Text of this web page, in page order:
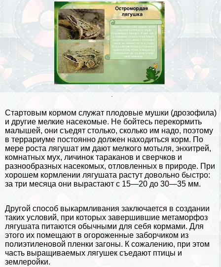
Стартовым кормом служат плодовые мушки (дрозофила)
и другие мелкие насекомые. Не бойтесь перекормить
малышей, они съедят столько, сколько им надо, поэтому
в террариуме постоянно должен находиться корм. По
мере роста лягушат им дают мелкого мотыля, энхитрей,
комнатных мух, личинок таpaканов и сверчков и
разнообразных насекомых, отловленных в природе. При
хорошем кормлении лягушата растут довольно быстро:
за три месяца они вырастают с 15—20 до 30—35 мм.
Другой способ выкармливания заключается в создании
таких условий, при которых завершившие метаморфоз
лягушата питаются обычными для себя кормами. Для
этого их помещают в огороженные заборчиком из
полиэтиленовой пленки загоны. К сожалению, при этом
часть выращиваемых лягушек съедают птицы и
землеройки.